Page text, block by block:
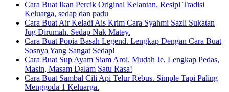
Cara Buat Ikan Percik Original Kelantan, Resipi Tradisi
Keluarga, sedap dan padu
Cara Buat Air Keladi Ais Krim Cara Syahmi Sazli Sukatan
Jug Dirumah. Sedap Nak Matey.
Cara Buat Popia Basah Legend. Lengkap Dengan Cara Buat
Sosnya Yang Sangat Sedap!
Cara Buat Sup Ayam Siam Aroi. Mudah Je, Lengkap Pedas,
Masin, Masam Dalam Satu Rasa!
Cara Buat Sambal Cili Api Telur Rebus. Simple Tapi Paling
Menggoda 1 Keluarga.